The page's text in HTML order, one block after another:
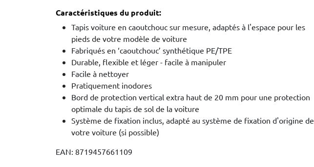
Caractéristiques du produit:
Tapis voiture en caoutchouc sur mesure, adaptés à l'espace pour les
pieds de votre modèle de voiture
Fabriqués en ‘caoutchouc’ synthétique PE/TPE
Durable, flexible et léger - facile à manipuler
Facile à nettoyer
Pratiquement inodores
Bord de protection vertical extra haut de 20 mm pour une protection
optimale du tapis de sol de la voiture
Système de fixation inclus, adapté au système de fixation d'origine de
votre voiture (si possible)
EAN: 8719457661109